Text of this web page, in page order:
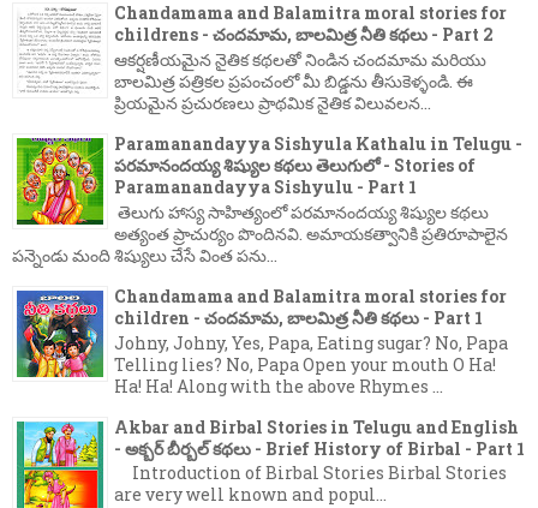
Chandamama and Balamitra moral stories for
childrens - చందమామ, బాలమిత్ర నీతి కథలు - Part 2
ఆకర్షణీయమైన నైతిక కథలతో నిండిన చందమామ మరియు
బాలమిత్ర పత్రికల ప్రపంచంలో మీ బిడ్డను తీసుకెళ్ళండి. ఈ
ప్రియమైన ప్రచురణలు ప్రాథమిక నైతిక విలువలన...
Paramanandayya Sishyula Kathalu in Telugu -
పరమానందయ్య శిష్యుల కథలు తెలుగులో - Stories of
Paramanandayya Sishyulu - Part 1
తెలుగు హాస్య సాహిత్యంలో పరమానందయ్య శిష్యుల కథలు
అత్యంత ప్రాచుర్యం పొందినవి. అమాయకత్వానికి ప్రతిరూపాలైన
పన్నెండు మంది శిష్యులు చేసే వింత పను...
Chandamama and Balamitra moral stories for
children - చందమామ, బాలమిత్ర నీతి కథలు - Part 1
Johny, Johny, Yes, Papa, Eating sugar? No, Papa
Telling lies? No, Papa Open your mouth O Ha!
Ha! Ha! Along with the above Rhymes ...
Akbar and Birbal Stories in Telugu and English
- అక్బర్ బీర్బల్ కథలు - Brief History of Birbal - Part 1
Introduction of Birbal Stories Birbal Stories
are very well known and popul...